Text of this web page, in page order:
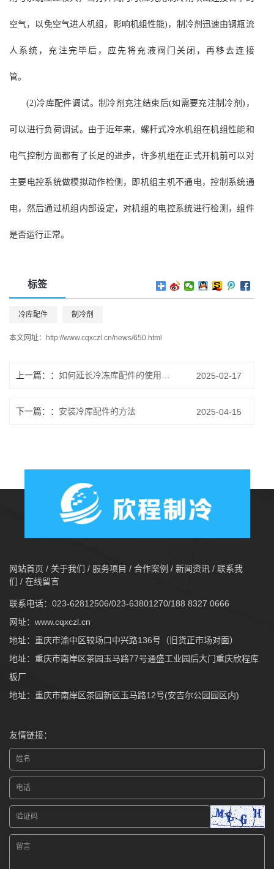
空气，以免空气进人机组，影响机组性能)，制冷剂迅速由钢瓶流
人系统，充注完毕后，应先将充液阀门关闭，再移去连接
管。
(2)冷库配件调试。制冷剂充注结束后(如需要充注制冷剂)，
可以进行负荷调试。由于近年来，螺杆式冷水机组在机组性能和
电气控制方面都有了长足的进步，许多机组在正式开机前可以对
主要电控系统做模拟动作检侧，即机组主机不通电，控制系统通
电，然后通过机组内部设定，对机组的电控系统进行检测，组件
是否运行正常。
标签
冷库配件 制冷剂
本文网址： http://www.cqxczl.cn/news/650.html
上一篇： 如何延长冷冻库配件的使用寿命？ 2025-02-17
下一篇： 安装冷库配件的方法 2025-04-15
网站首页 / 关于我们 / 服务项目 / 合作案例 / 新闻资讯 / 联系我
们 / 在线留言
联系电话：023-62812506/023-63801270/188 8327 0666
网址： www.cqxczl.cn
地址：重庆市渝中区较场口中兴路136号（旧货正市场对面）
地址：重庆市南岸区茶园玉马路77号通盛工业园后大门重庆欣程库
板厂
地址：重庆市南岸区茶园新区玉马路12号(安吉尔公园园区内)
友情链接：